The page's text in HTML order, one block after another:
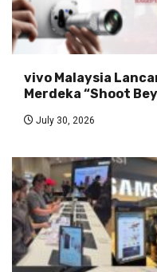
vivo Malaysia
Merdeka “Shoot
July 30, 2026